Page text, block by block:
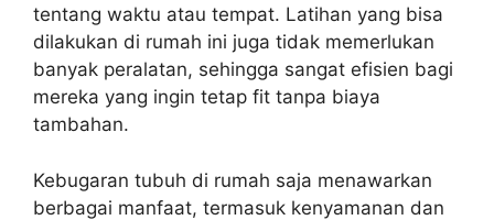
tentang waktu atau tempat. Latihan yang bisa
dilakukan di rumah ini juga tidak memerlukan
banyak peralatan, sehingga sangat efisien bagi
mereka yang ingin tetap fit tanpa biaya
tambahan.
Kebugaran tubuh di rumah saja menawarkan
berbagai manfaat, termasuk kenyamanan dan